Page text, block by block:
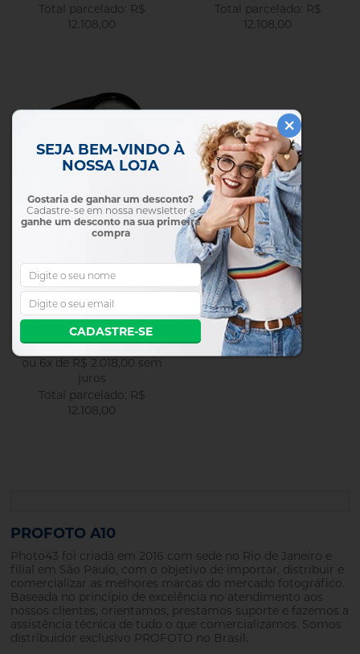
R$
12.108,00
R$
12.108,00
Flash Profoto A10 Air TTL
para Fuji (901233)
R$
12.108,00
ou 6xde R$ 2.018,00 sem
juros
R$ 11.502,60
no pix
PROFOTO A10
Photo43 foi criada em 2016 com sede no Rio de Janeiro e
filial em São Paulo, com o objetivo de importar, distribuir e
comercializar as melhores marcas do mercado fotográfico.
Baseada no princípio de excelência no atendimento aos
nossos clientes, orientamos, prestamos suporte e fazemos a
assistência técnica de tudo o que comercializamos. Somos
distribuidor exclusivo PROFOTO no Brasil.
SEJA BEM-VINDO À
NOSSA LOJA
Gostaria de ganhar um desconto?
Cadastre-se em nossa newsletter e
ganhe um desconto na sua primeira
compra
CADASTRE-SE